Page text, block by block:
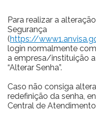
Para realizar a
Segurança
(https://
login normalmente
a empresa/instituição
“Alterar Senha”.
Caso não consiga
redefinição da senha,
Central de